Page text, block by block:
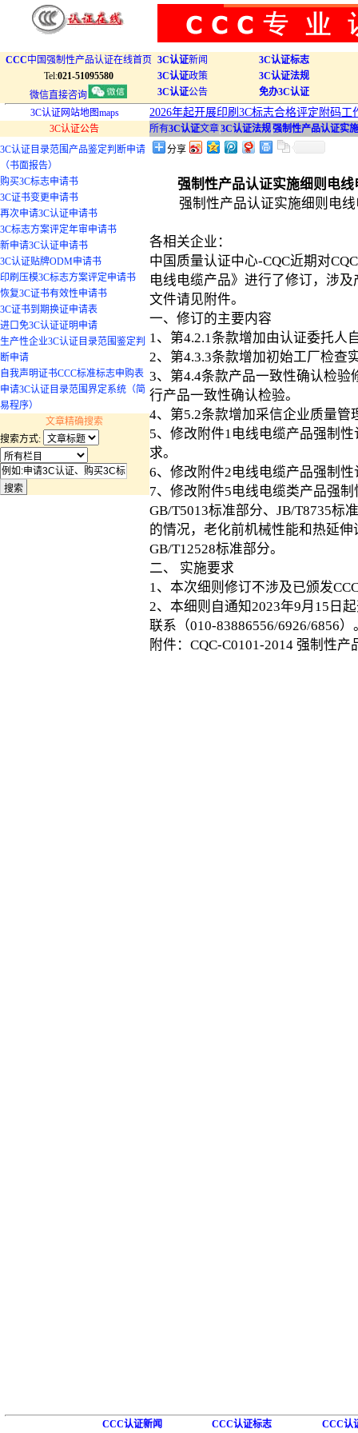
CCC中国强制性产品认证在线首页
Tel:021-51095580
微信直接咨询
3C认证新闻
3C认证政策
3C认证公告
3C认证标志
3C认证法规
免办3C认证
3C认证网站地图maps
3C认证公告
3C认证目录范围产品鉴定判断申请
（书面报告）
购买3C标志申请书
3C证书变更申请书
再次申请3C认证申请书
3C标志方案评定年审申请书
新申请3C认证申请书
3C认证贴牌ODM申请书
印刷压模3C标志方案评定申请书
恢复3C证书有效性申请书
3C证书到期换证申请表
进口免3C认证证明申请
生产性企业3C认证目录范围鉴定判
断申请
自我声明证书CCC标准标志申购表
申请3C认证目录范围界定系统（简
易程序）
文章精确搜索
搜索方式:
2026年起开展印刷3C标志合格评定附码工
所有3C认证文章|3C认证法规|强制性产品认证实
分享
强制性产品认证实施细则电
强制性产品认证实施细则电
各相关企业：
中国质量认证中心-CQC近期对
电线电缆产品》进行了修订，涉
文件请见附件。
一、修订的主要内容
1、第4.2.1条款增加由认证委托人
2、第4.3.3条款增加初始工厂检查
3、第4.4条款产品一致性确认检
行产品一致性确认检验。
4、第5.2条款增加采信企业质量管
5、修改附件1电线电缆产品强制
求。
6、修改附件2电线电缆产品强制
7、修改附件5电线电缆类产品强
GB/T5013标准部分、JB/T8735标
的情况，老化前机械性能和热延
GB/T12528标准部分。
二、 实施要求
1、本次细则修订不涉及已颁发
2、本细则自通知2023年9月15日
联系（010-83886556/6926/6856）
附件：CQC-C0101-2014 强制性
CCC认证新闻 CCC认证标志 CCC认